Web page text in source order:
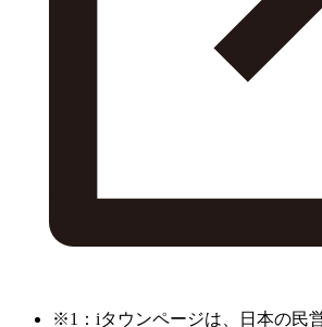
※1：iタウンページは、日本の民